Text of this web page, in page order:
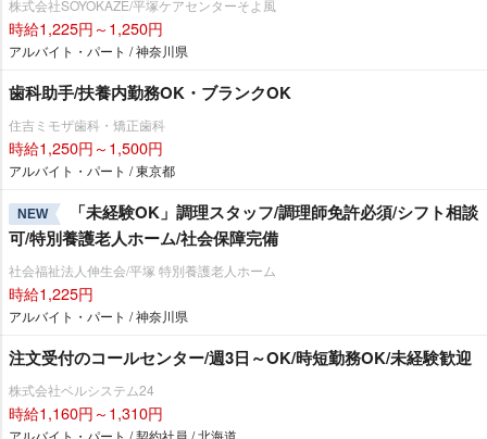
株式会社SOYOKAZE/平塚ケアセンターそよ風
時給1,225円～1,250円
アルバイト・パート / 神奈川県
歯科助手/扶養内勤務OK・ブランクOK
住吉ミモザ歯科・矯正歯科
時給1,250円～1,500円
アルバイト・パート / 東京都
NEW
「未経験OK」調理スタッフ/調理師免許必須/シフト相談
可/特別養護老人ホーム/社会保障完備
社会福祉法人伸生会/平塚 特別養護老人ホーム
時給1,225円
アルバイト・パート / 神奈川県
注文受付のコールセンター/週3日～OK/時短勤務OK/未経験歓迎
株式会社ベルシステム24
時給1,160円～1,310円
アルバイト・パート / 契約社員 / 北海道